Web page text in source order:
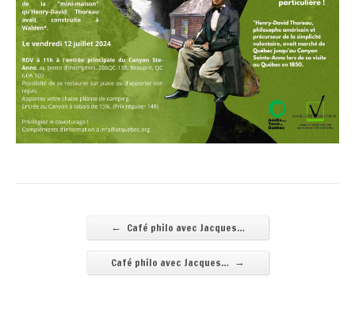
← Café philo avec Jacques…
Café philo avec Jacques… →